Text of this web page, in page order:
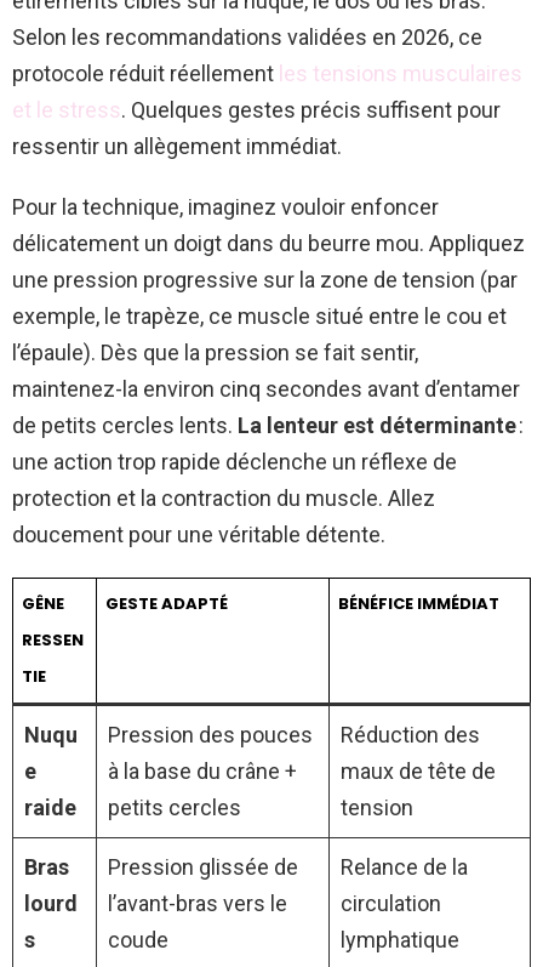
Selon les recommandations validées en 2026, ce
protocole réduit réellement les tensions musculaires
et le stress. Quelques gestes précis suffisent pour
ressentir un allègement immédiat.
Pour la technique, imaginez vouloir enfoncer
délicatement un doigt dans du beurre mou. Appliquez
une pression progressive sur la zone de tension (par
exemple, le trapèze, ce muscle situé entre le cou et
l’épaule). Dès que la pression se fait sentir,
maintenez-la environ cinq secondes avant d’entamer
de petits cercles lents. La lenteur est déterminante:
une action trop rapide déclenche un réflexe de
protection et la contraction du muscle. Allez
doucement pour une véritable détente.
GÊNE
RESSEN
TIE
GESTE ADAPTÉ BÉNÉFICE IMMÉDIAT
Nuqu
e
raide
Pression des pouces
à la base du crâne +
petits cercles
Réduction des
maux de tête de
tension
Bras
lourd
s
Pression glissée de
l’avant-bras vers le
coude
Relance de la
circulation
lymphatique